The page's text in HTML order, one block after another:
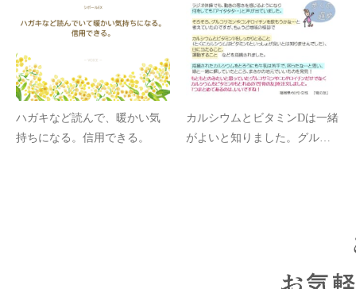
ハガキなど読んで、暖かい気
持ちになる。信用できる。
カルシウムとビタミンDは一緒
がよいと知りました。グルコ